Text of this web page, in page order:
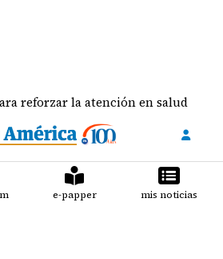
la atención en salud
e-papper mis noticias